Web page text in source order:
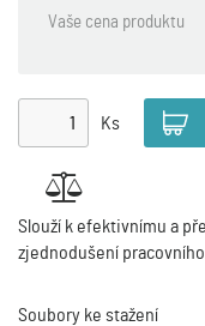
Vaše cena produktu
Ks
Slouží k efektivnímu a
zjednodušení pracovního
Soubory ke stažení